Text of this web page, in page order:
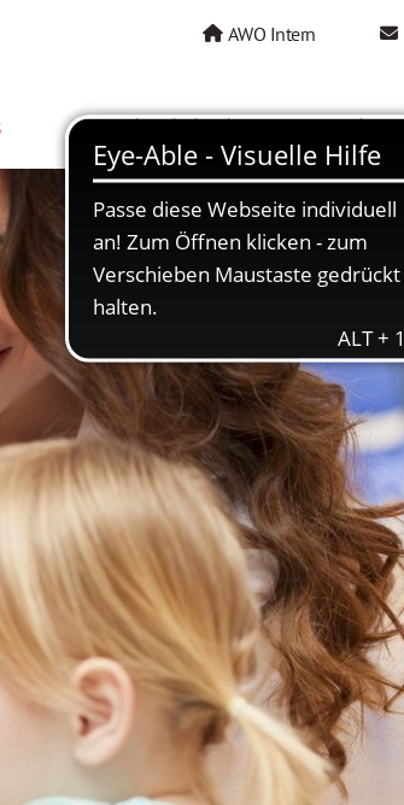
AWO Intern
AWO als Arbeitgeber Mein